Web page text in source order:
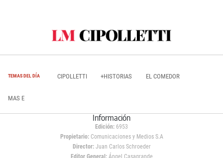
TEMAS DEL DÍA CIPOLLETTI +HISTORIAS EL COMEDOR
MAS E
Información
Edición: 6953
Propietario:Comunicaciones y Medios S.A
Director: Juan Carlos Schroeder
Editor General:Ángel Casagrande